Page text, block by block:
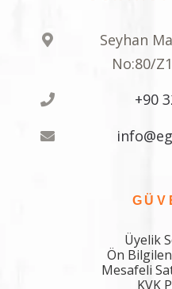
Seyhan
No:80/
+90
Üyelik
Ön
Mesafeli
KVK